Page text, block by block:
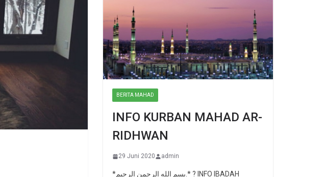
BERITA MAHAD
INFO KURBAN MAHAD AR-
RIDHWAN
29 Juni 2020 admin
*بسم الله الرحمن الرحيم.* ? INFO IBADAH